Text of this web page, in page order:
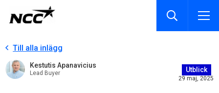
Till alla inlägg
Kestutis Apanavicius
Lead Buyer Utblick
29 maj, 2025